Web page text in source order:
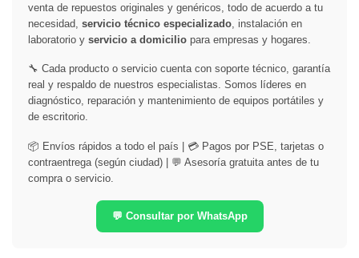
venta de repuestos originales y genéricos, todo de acuerdo a tu
necesidad, servicio técnico especializado , instalación en
laboratorio y servicio a domicilio para empresas y hogares.
🔧 Cada producto o servicio cuenta con soporte técnico, garantía
real y respaldo de nuestros especialistas. Somos líderes en
diagnóstico, reparación y mantenimiento de equipos portátiles y
de escritorio.
📦 Envíos rápidos a todo el país | 💳 Pagos por PSE, tarjetas o
contraentrega (según ciudad) | 💬 Asesoría gratuita antes de tu
compra o servicio.
💬 Consultar por WhatsApp